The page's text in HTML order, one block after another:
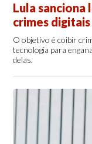
Lula sanciona
crimes
O objetivo é coibir
tecnologia para
delas.